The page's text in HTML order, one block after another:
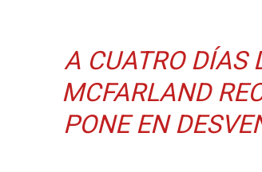
A CUATRO DÍAS
MCFARLAND
PONE EN